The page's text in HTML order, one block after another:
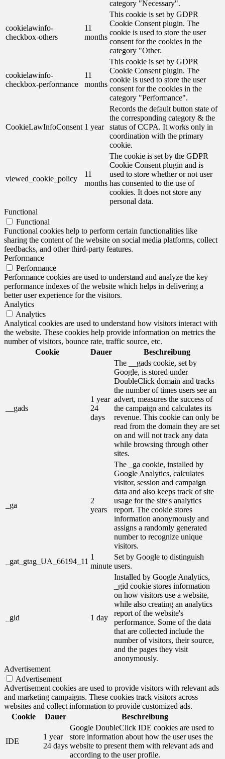
category "Necessary".
cookielawinfo-
checkbox-others
11
months
This cookie is set by GDPR
Cookie Consent plugin. The
cookie is used to store the user
consent for the cookies in the
category "Other.
cookielawinfo-
checkbox-performance
11
months
This cookie is set by GDPR
Cookie Consent plugin. The
cookie is used to store the user
consent for the cookies in the
category "Performance".
CookieLawInfoConsent 1 year
Records the default button state of
the corresponding category & the
status of CCPA. It works only in
coordination with the primary
cookie.
viewed_cookie_policy
11
months
The cookie is set by the GDPR
Cookie Consent plugin and is
used to store whether or not user
has consented to the use of
cookies. It does not store any
personal data.
Functional
Functional
Functional cookies help to perform certain functionalities like
sharing the content of the website on social media platforms, collect
feedbacks, and other third-party features.
Performance
Performance
Performance cookies are used to understand and analyze the key
performance indexes of the website which helps in delivering a
better user experience for the visitors.
Analytics
Analytics
Analytical cookies are used to understand how visitors interact with
the website. These cookies help provide information on metrics the
number of visitors, bounce rate, traffic source, etc.
Cookie
Dauer Beschreibung
__gads
1 year
24
days
The __gads cookie, set by
Google, is stored under
DoubleClick domain and tracks
the number of times users see an
advert, measures the success of
the campaign and calculates its
revenue. This cookie can only be
read from the domain they are set
on and will not track any data
while browsing through other
sites.
_ga
2
years
The _ga cookie, installed by
Google Analytics, calculates
visitor, session and campaign
data and also keeps track of site
usage for the site's analytics
report. The cookie stores
information anonymously and
assigns a randomly generated
number to recognize unique
visitors.
_gat_gtag_UA_66194_11
1
minute
Set by Google to distinguish
users.
_gid 1 day
Installed by Google Analytics,
_gid cookie stores information
on how visitors use a website,
while also creating an analytics
report of the website's
performance. Some of the data
that are collected include the
number of visitors, their source,
and the pages they visit
anonymously.
Advertisement
Advertisement
Advertisement cookies are used to provide visitors with relevant ads
and marketing campaigns. These cookies track visitors across
websites and collect information to provide customized ads.
Cookie
Dauer Beschreibung
IDE
1 year
24 days
Google DoubleClick IDE cookies are used to
store information about how the user uses the
website to present them with relevant ads and
according to the user profile.